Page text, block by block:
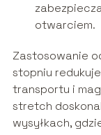
otwarciem.
Zastosowanie
stopniu
transportu i
stretch
wysyłkach,